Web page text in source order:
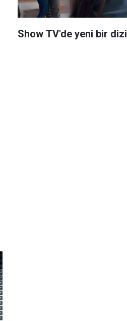
Show TV'de yeni bir dizi